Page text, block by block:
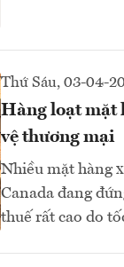
Thứ Sáu, 03-04-
Hàng loạt mặt
vệ thương mại
Nhiều mặt hàng
Canada đang
thuế rất cao do